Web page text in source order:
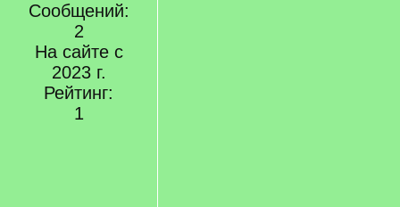
Сообщений:
2
На сайте с
2023 г.
Рейтинг:
1